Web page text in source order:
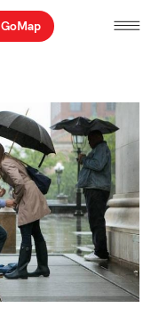
GoMap